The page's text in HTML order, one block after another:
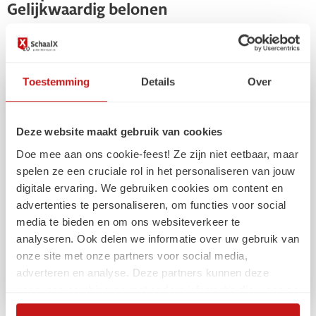
Toestemming Details Over
Deze website maakt gebruik van cookies
Doe mee aan ons cookie-feest! Ze zijn niet eetbaar, maar
spelen ze een cruciale rol in het personaliseren van jouw
digitale ervaring. We gebruiken cookies om content en
advertenties te personaliseren, om functies voor social
media te bieden en om ons websiteverkeer te
analyseren. Ook delen we informatie over uw gebruik van
onze site met onze partners voor social media,
adverteren en analyse. Deze partners kunnen deze
heeft verstrekt of die ze hebben verzameld op basis van
Gelijkwaardig belonen
Update 2 - Gelijkwaardig belonen